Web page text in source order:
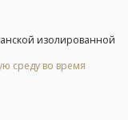
изолированной
среду во время